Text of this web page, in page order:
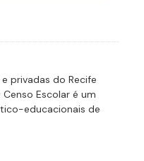
privadas do Recife
Escolar é um
educacionais de